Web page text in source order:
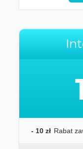
- 10 zł Rabat